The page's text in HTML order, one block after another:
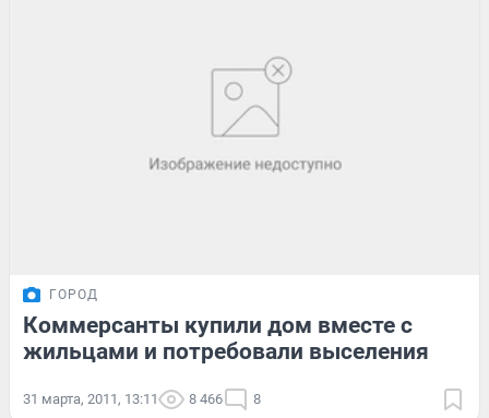
ГОРОД
Коммерсанты купили дом вместе с
жильцами и потребовали выселения
31 марта, 2011, 13:11 8 466 8